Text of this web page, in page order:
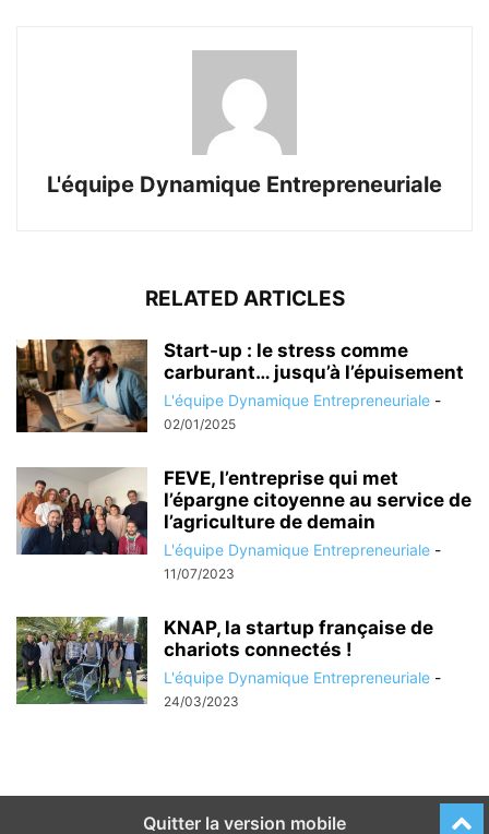
L'équipe Dynamique Entrepreneuriale
RELATED ARTICLES
Start-up : le stress comme
carburant… jusqu’à l’épuisement
L'équipe Dynamique Entrepreneuriale -
02/01/2025
FEVE, l’entreprise qui met
l’épargne citoyenne au service de
l’agriculture de demain
L'équipe Dynamique Entrepreneuriale -
11/07/2023
KNAP, la startup française de
chariots connectés !
L'équipe Dynamique Entrepreneuriale -
24/03/2023
Quitter la version mobile